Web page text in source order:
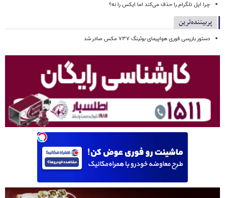
چرا اپل تلگرام را حذف می‌کند اما ایکس را نه؟
پربیننده‌ترین
دستور بازرسی فوری هواپیمای بوئینگ ۷۳۷ مکس صادر شد